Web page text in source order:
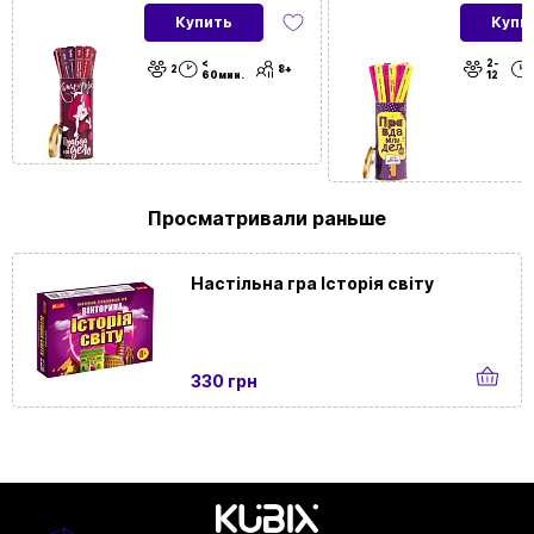
Купить
2
<
60мин.
8+
(RU)
2-
12
Просматривали раньше
Настільна гра Історія світу
330 грн